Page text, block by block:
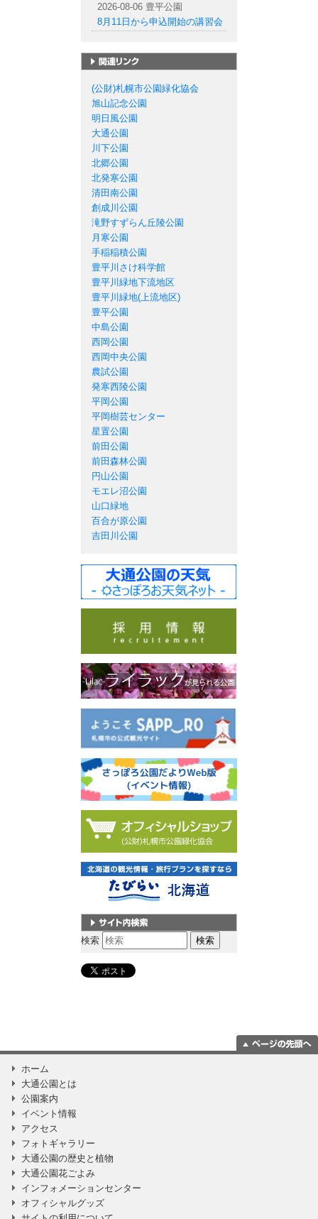
2026-08-06 豊平公園
8月11日から申込開始の講習会
(公財)札幌市公園緑化協会
旭山記念公園
明日風公園
大通公園
川下公園
北郷公園
北発寒公園
清田南公園
創成川公園
滝野すずらん丘陵公園
月寒公園
手稲稲積公園
豊平川さけ科学館
豊平川緑地下流地区
豊平川緑地(上流地区)
豊平公園
中島公園
西岡公園
西岡中央公園
農試公園
発寒西陵公園
平岡公園
平岡樹芸センター
星置公園
前田公園
前田森林公園
円山公園
モエレ沼公園
山口緑地
百合が原公園
吉田川公園
サイト内検索
検索
ホーム
大通公園とは
公園案内
イベント情報
アクセス
フォトギャラリー
大通公園の歴史と植物
大通公園花ごよみ
インフォメーションセンター
オフィシャルグッズ